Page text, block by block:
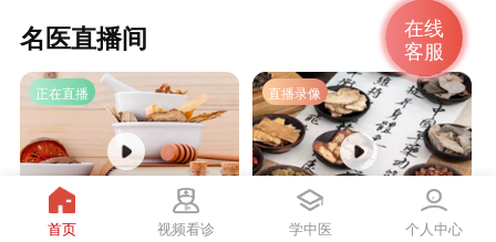
名医直播间
正在直播
大咖医生为你讲解治胃病
直播录像
大咖医生为你讲解治胃病
在线
客服
首页 视频看诊 学中医 个人中心